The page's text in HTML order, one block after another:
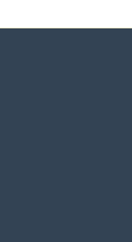
earlier, Linux,